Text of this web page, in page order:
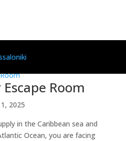
Room
2025
in the Caribbean sea and
Ocean, you are facing